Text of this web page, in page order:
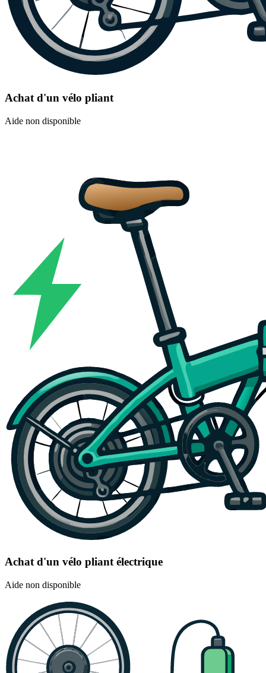
Achat d'un vélo pliant
Aide non disponible
Achat d'un vélo pliant électrique
Aide non disponible